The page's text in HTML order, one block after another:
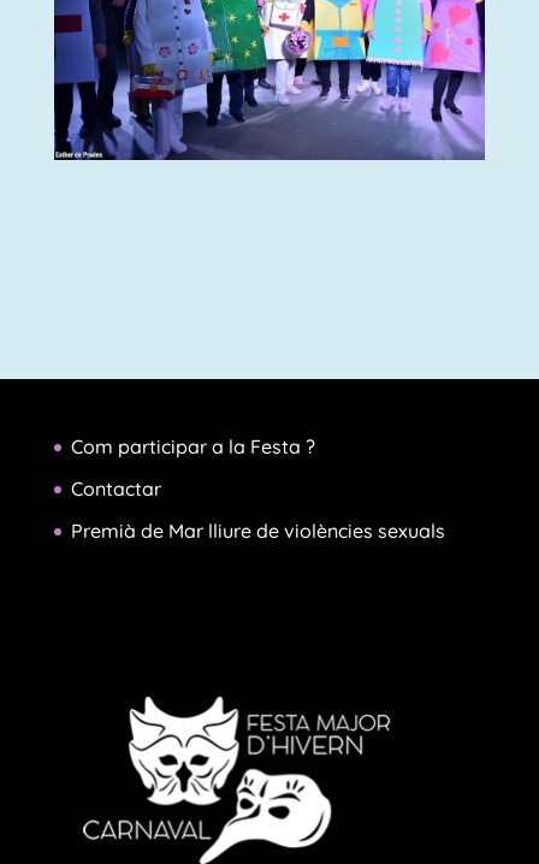
Com participar a la Festa ?
Contactar
Premià de Mar lliure de violències sexuals